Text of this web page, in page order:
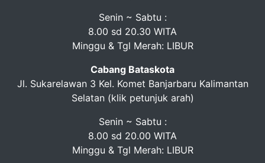
Password
Senin ~ Sabtu :
8.00 sd 20.30 WITA
Minggu & Tgl Merah: LIBUR
Cabang Bataskota
Jl. Sukarelawan 3 Kel. Komet Banjarbaru Kalimantan
Selatan (klik petunjuk arah)
Senin ~ Sabtu :
8.00 sd 20.00 WITA
Minggu & Tgl Merah: LIBUR